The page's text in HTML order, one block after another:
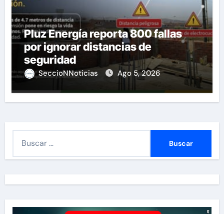
Pluz Energía reporta 800 fallas
por ignorar distancias de
seguridad
SeccioNNoticias Ago 5, 2026
r